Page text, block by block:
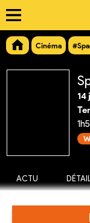
Cinéma
14
ACTU